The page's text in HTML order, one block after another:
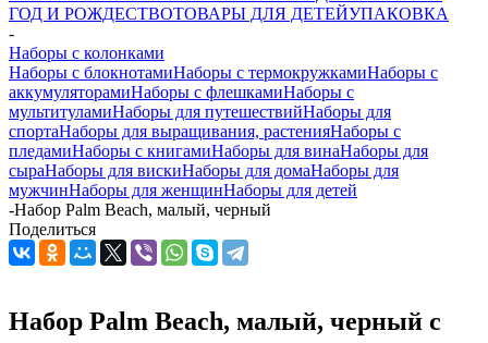
ГОД И РОЖДЕСТВОТОВАРЫ ДЛЯ ДЕТЕЙУПАКОВКА
-
Наборы с колонками
Наборы с блокнотамиНаборы с термокружкамиНаборы с
аккумуляторамиНаборы с флешкамиНаборы с
мультитуламиНаборы для путешествийНаборы для
спортаНаборы для выращивания, растенияНаборы с
пледамиНаборы с книгамиНаборы для винаНаборы для
сыраНаборы для вискиНаборы для домаНаборы для
мужчинНаборы для женщинНаборы для детей
-Набор Palm Beach, малый, черный
Поделиться
Набор Palm Beach, малый, черный с